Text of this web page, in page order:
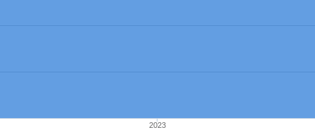
2023